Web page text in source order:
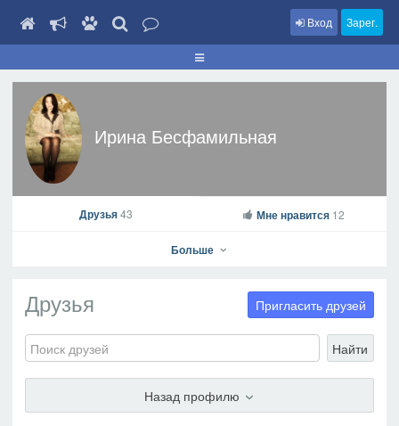
Вход Зарег.
Ирина Бесфамильная
Ирина Бесфамильная
На профиль
Фото Видео
Друзья43 Мне нравится 12
Больше
Друзья
Найти
Пригласить друзей
Назад профилю